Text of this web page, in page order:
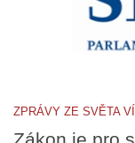
ZPRÁVY ZE SVĚTA